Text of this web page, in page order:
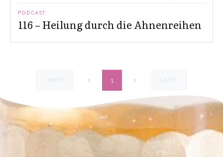
PODCAST
116 – Heilung durch die Ahnenreihen
FIRST 1 LAST